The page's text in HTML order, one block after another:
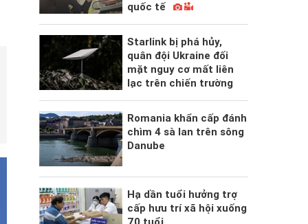
quốc tế
Starlink bị phá hủy,
quân đội Ukraine đối
mặt nguy cơ mất liên
lạc trên chiến trường
Romania khẩn cấp đánh
chìm 4 sà lan trên sông
Danube
Hạ dần tuổi hưởng trợ
cấp hưu trí xã hội xuống